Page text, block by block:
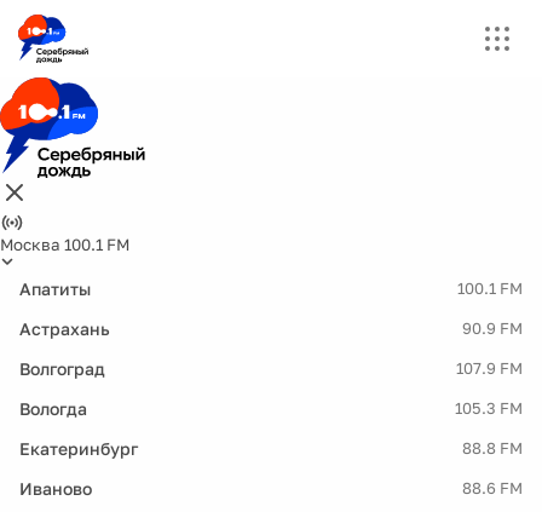
Москва 100.1 FM
Апатиты 100.1 FM
Астрахань 90.9 FM
Волгоград 107.9 FM
Вологда 105.3 FM
Екатеринбург 88.8 FM
Иваново 88.6 FM